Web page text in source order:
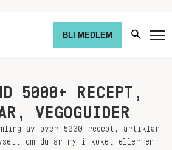
BLI MEDLEM
5000+ RECEPT,
VEGOGUIDER
av över 5000 recept, artiklar
om du är ny i köket eller en